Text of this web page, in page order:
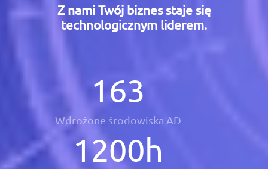
Z nami Twój biznes staje się
technologicznym liderem.
163
Wdrożone środowiska AD
1200h